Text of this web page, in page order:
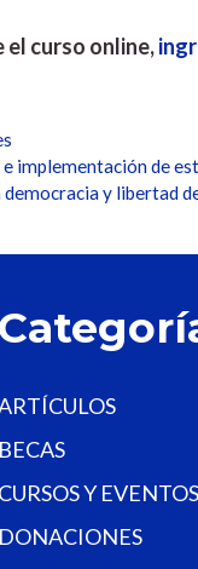
el curso online,
implementación de
y libertad
BECAS
CURSOS Y EVENTOS
DONACIONES